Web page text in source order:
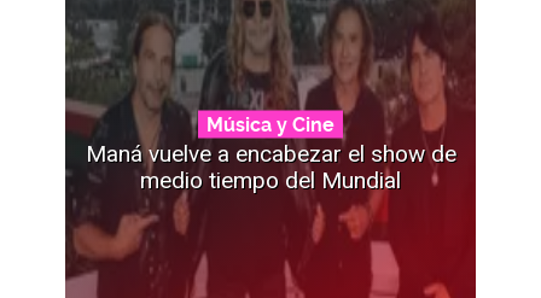
Música y Cine
Maná vuelve a encabezar el show de
medio tiempo del Mundial